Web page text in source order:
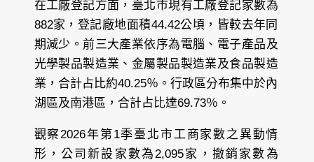
在工廠登記方面，臺北市現有工廠登記家數為
882家，登記廠地面積44.42公頃，皆較去年同
期減少。前三大產業依序為電腦、電子產品及
光學製品製造業、金屬製品製造業及食品製造
業，合計占比約40.25％。行政區分布集中於內
湖區及南港區，合計占比達69.73％。
觀察2026年第1季臺北市工商家數之異動情
形，公司新設家數為2,095家，撤銷家數為